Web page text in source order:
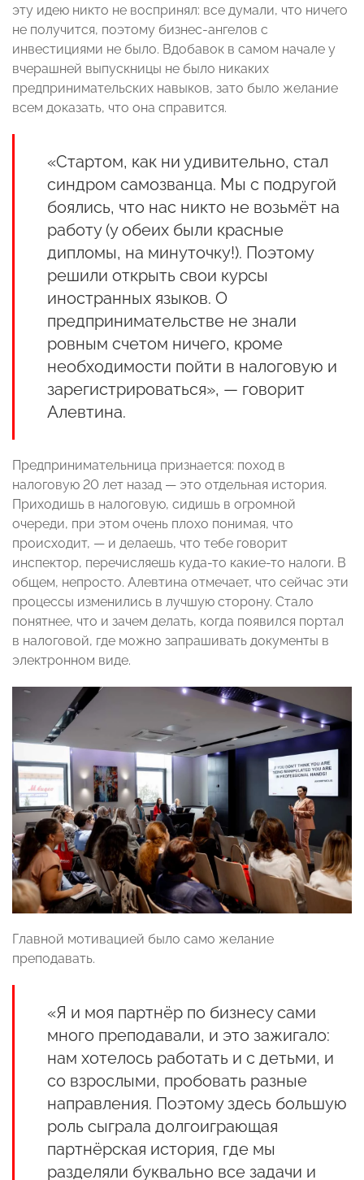
эту идею никто не воспринял: все думали, что ничего
не получится, поэтому бизнес-ангелов с
инвестициями не было. Вдобавок в самом начале у
вчерашней выпускницы не было никаких
предпринимательских навыков, зато было желание
всем доказать, что она справится.
«Стартом, как ни удивительно, стал
синдром самозванца. Мы с подругой
боялись, что нас никто не возьмёт на
работу (у обеих были красные
дипломы, на минуточку!). Поэтому
решили открыть свои курсы
иностранных языков. О
предпринимательстве не знали
ровным счетом ничего, кроме
необходимости пойти в налоговую и
зарегистрироваться», — говорит
Алевтина.
Предпринимательница признается: поход в
налоговую 20 лет назад — это отдельная история.
Приходишь в налоговую, сидишь в огромной
очереди, при этом очень плохо понимая, что
происходит, — и делаешь, что тебе говорит
инспектор, перечисляешь куда-то какие-то налоги. В
общем, непросто. Алевтина отмечает, что сейчас эти
процессы изменились в лучшую сторону. Стало
понятнее, что и зачем делать, когда появился портал
в налоговой, где можно запрашивать документы в
электронном виде.
Главной мотивацией было само желание
преподавать.
«Я и моя партнёр по бизнесу сами
много преподавали, и это зажигало:
нам хотелось работать и с детьми, и
со взрослыми, пробовать разные
направления. Поэтому здесь большую
роль сыграла долгоиграющая
партнёрская история, где мы
разделяли буквально все задачи и